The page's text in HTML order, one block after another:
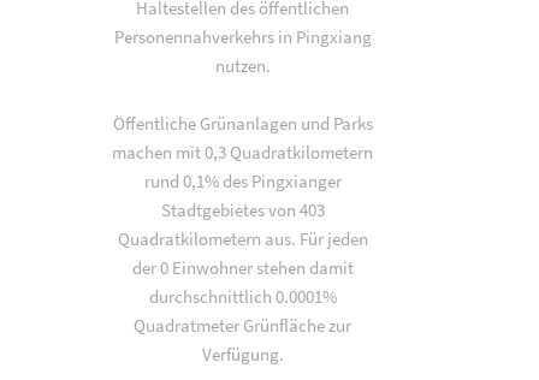
Haltestellen des öffentlichen
Personennahverkehrs in Pingxiang
nutzen.
Öffentliche Grünanlagen und Parks
machen mit 0,3 Quadratkilometern
rund 0,1% des Pingxianger
Stadtgebietes von 403
Quadratkilometern aus. Für jeden
der 0 Einwohner stehen damit
durchschnittlich 0.0001%
Quadratmeter Grünfläche zur
Verfügung.